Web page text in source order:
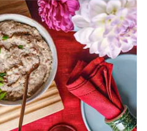
соединяются, то образуют
к которой невозможно
ли разгадывать секрет блюда?
и приготовить его по нашему